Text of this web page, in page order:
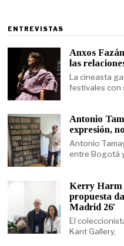
ENTREVISTAS
Anxos
las
La cineasta
festivales con
Antonio
expresión,
Antonio
entre Bogotá
Kerry Harm
propuesta
Madrid 26′
El
Kant Gallery,